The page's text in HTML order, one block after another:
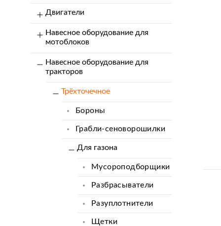
Двигатели
Навесное оборудование для
мотоблоков
Навесное оборудование для
тракторов
Трёхточечное
Бороны
Грабли-сеноворошилки
Для газона
Мусороподборщики
Разбрасыватели
Разуплотнители
Щетки